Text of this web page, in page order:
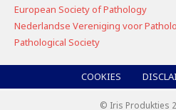
European Society of Pathology
Nederlandse Vereniging voor
Pathological Society
COOKIES
© Iris Produkties